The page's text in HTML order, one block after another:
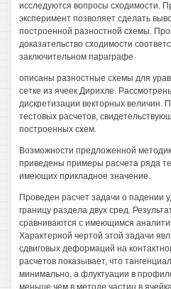
исследуются вопросы сходимости.
эксперимент позволяет сделать
построенной разностной схемы.
доказательство сходимости
заключительном параграфе
описаны разностные схемы для
сетке из ячеек Дирихле.
дискретизации векторных величин.
тестовых расчетов,
построенных схем.
Возможности предложенной
приведены примеры расчета ряда
имеющих прикладное значение.
Проведен расчет задачи о падении
границу раздела двух сред.
сравниваются с имеющимся
Характерной чертой этой задачи
сдвиговых деформаций на
расчетов показывает, что
минимально, а флуктуации в
меньше чем в методе частиц в